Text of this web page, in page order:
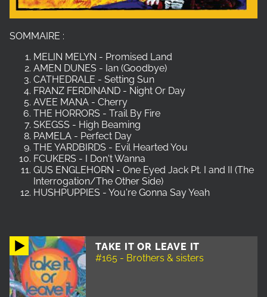
TAKE IT OR LEAVE IT
#165 - Brothers & sisters
SOMMAIRE :
MELIN MELYN - Promised Land
AMEN DUNES - Ian (Goodbye)
CATHEDRALE - Setting Sun
FRANZ FERDINAND - Night Or Day
AVEE MANA - Cherry
THE HORRORS - Trail By Fire
SKEGSS - High Beaming
PAMELA - Perfect Day
THE YARDBIRDS - Evil Hearted You
FCUKERS - I Don't Wanna
GUS ENGLEHORN - One Eyed Jack Pt. I and II (The
Interrogation​/​The Other Side)
HUSHPUPPIES - You're Gonna Say Yeah